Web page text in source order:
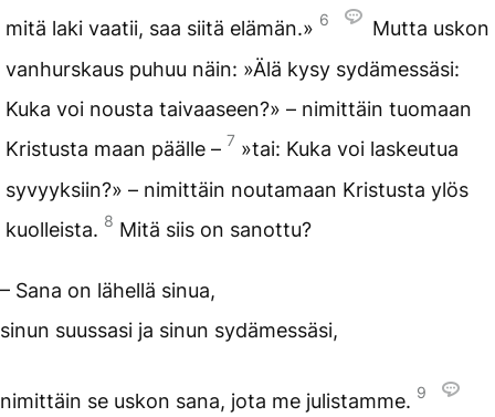
mitä laki vaatii, saa siitä elämän.» 6
Mutta uskon
vanhurskaus puhuu näin: »Älä kysy sydämessäsi:
Kuka voi nousta taivaaseen?» – nimittäin tuomaan
Kristusta maan päälle – 7 »tai: Kuka voi laskeutua
syvyyksiin?» – nimittäin noutamaan Kristusta ylös
kuolleista. 8 Mitä siis on sanottu?
– Sana on lähellä sinua,
sinun suussasi ja sinun sydämessäsi,
nimittäin se uskon sana, jota me julistamme. 9